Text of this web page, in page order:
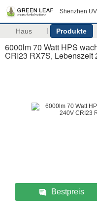
Shenzhen
Haus Produkte
6000lm 70 Watt HPS
CRI23 RX7S, Lebenszeit
Bestpreis